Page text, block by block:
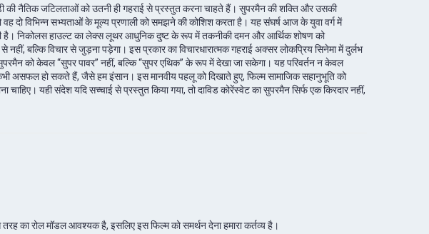
की नैतिक जटिलताओं को उतनी ही गहराई से प्रस्तुत करना चाहते हैं। सुपरमैन की शक्ति और उसकी
दो विभिन्न सभ्यताओं के मूल्य प्रणाली को समझने की कोशिश करता है। यह संघर्ष आज के युवा वर्ग में
है। निकोलस हाउल्ट का लेक्स लूथर आधुनिक दुष्ट के रूप में तकनीकी दमन और आर्थिक शोषण को
बल्कि विचार से जुड़ना पड़ेगा। इस प्रकार का विचारधारात्मक गहराई अक्सर लोकप्रिय सिनेमा में दुर्लभ
को केवल “सुपर पावर” नहीं, बल्कि “सुपर एथिक” के रूप में देखा जा सकेगा। यह परिवर्तन न केवल
असफल हो सकते हैं, जैसे हम इंसान। इस मानवीय पहलू को दिखाते हुए, फिल्म सामाजिक सहानुभूति को
यही संदेश यदि सच्चाई से प्रस्तुत किया गया, तो दाविड कोरेंस्वेट का सुपरमैन सिर्फ एक किरदार नहीं,
का रोल मॉडल आवश्यक है, इसलिए इस फिल्म को समर्थन देना हमारा कर्तव्य है।